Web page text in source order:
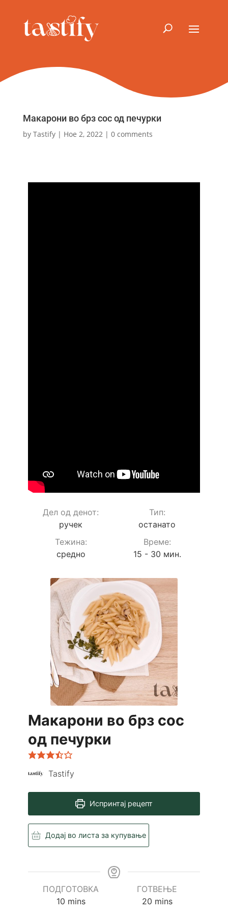
Макарони во брз сос од печурки
by Tastify| Ное 2, 2022| 0 comments
Дел од денот:
ручек
Тип:
останато
Teжина:
средно
Време:
15 - 30 мин.
Макарони во брз сос
од печурки
Tastify
Испринтај рецепт
Додај во листа за купување
ПОДГОТОВКА
10minutes
mins
ГОТВЕЊЕ
20minutes
mins